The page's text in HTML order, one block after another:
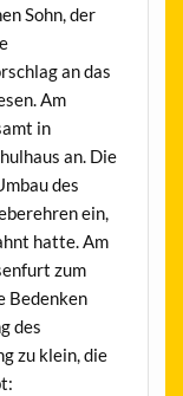
Sohn, der
an das
Am
in
an. Die
des
ein,
hatte. Am
zum
Bedenken
des
zu klein, die